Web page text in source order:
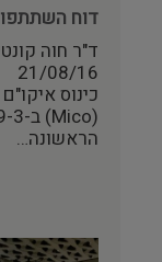
דוח השתתפות
ד"ר חוה
21/08/16
כינוס
הראשונה…